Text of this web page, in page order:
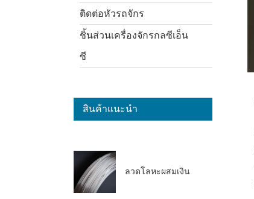
ติดต่อหัวรถจักร
ชิ้นส่วนเครื่องจักรกลซีเอ็น
ซี
สินค้าแนะนำ
ลวดโลหะผสมเงิน